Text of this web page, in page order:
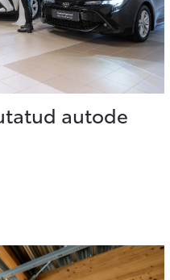
autode